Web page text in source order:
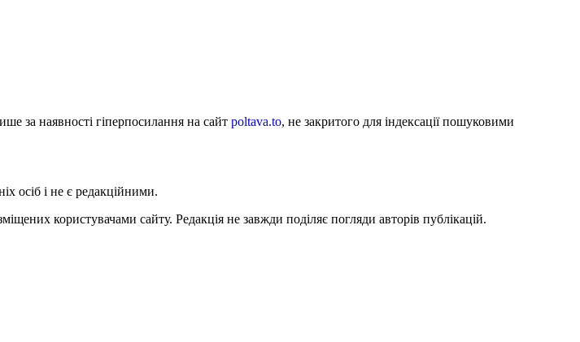
за наявності гіперпосилання на сайт poltava.to, не закритого для індексації пошуковими
осіб і не є редакційними.
користувачами сайту. Редакція не завжди поділяє погляди авторів публікацій.